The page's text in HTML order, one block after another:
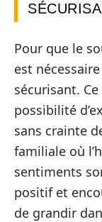
Pour que le
est
sécurisant.
possibilité
sans crainte
familiale où
sentiments
positif et
de grandir